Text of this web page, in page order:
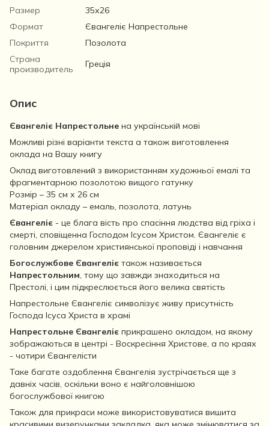
Размер
35х26
Формат
Євангеліє Напрестольне
Покриття
Позолота
Страна
производитель
Греція
Опис
Євангеліє Напрестольне на українській мові
Можливі різні варіанти текста а також виготовлення
оклада на Вашу книгу
Оклад виготовлений з використанням художньої емалі та
фрагментарною позолотою вищого гатунку
Розмір – 35 см х 26 см
Матеріал окладу – емаль, позолота, латунь
Євангеліє - це блага вість про спасіння людства від гріха і
смерті, сповіщенна Господом Ісусом Христом. Євангеліє є
головним джерелом християнської проповіді і навчання
Богослужбове Євангеліє також називається
Напрестольним, тому що завжди знаходиться на
Престолі, і цим підкреслюється його велика святість
Напрестольне Євангеліє символізує живу присутність
Господа Ісуса Христа в храмі
Напрестольне Євангеліє прикрашено окладом, на якому
зображаються в центрі - Воскресіння Христове, а по краях
- чотири Євангелісти
Таке багате оздоблення Євангелія зустрічається ще з
давніх часів, оскільки воно є найголовнішою
богослужбової книгою
Також для прикраси може використовуватися вишита